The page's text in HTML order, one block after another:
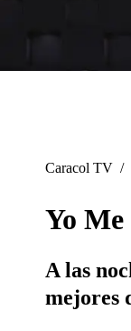
Caracol TV /
Yo
A las
mejores